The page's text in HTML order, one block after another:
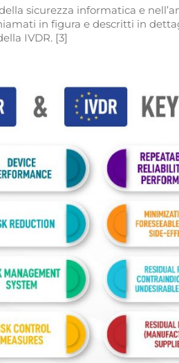
sicurezza informatica e
in figura e descritti in
IVDR. [3]